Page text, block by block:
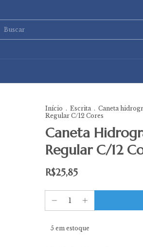
Início . Escrita . Caneta
Regular C/12 Cores
Caneta
Regular C/12
R$25,85
5 em estoque